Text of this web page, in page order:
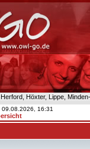
Höxter, Lippe,
09.08.2026, 16:31